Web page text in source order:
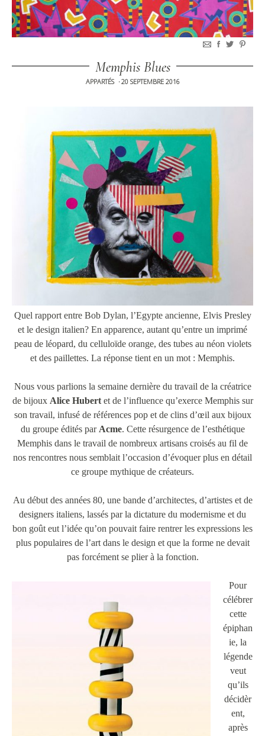
Memphis Blues
APPARTÉS •20 SEPTEMBRE 2016
Quel rapport entre Bob Dylan, l’Egypte ancienne, Elvis Presley
et le design italien? En apparence, autant qu’entre un imprimé
peau de léopard, du celluloïde orange, des tubes au néon violets
et des paillettes. La réponse tient en un mot : Memphis.
Nous vous parlions la semaine dernière du travail de la créatrice
de bijoux Alice Hubertet de l’influence qu’exerce Memphis sur
son travail, infusé de références pop et de clins d’œil aux bijoux
du groupe édités par Acme. Cette résurgence de l’esthétique
Memphis dans le travail de nombreux artisans croisés au fil de
nos rencontres nous semblait l’occasion d’évoquer plus en détail
ce groupe mythique de créateurs.
Au début des années 80, une bande d’architectes, d’artistes et de
designers italiens, lassés par la dictature du modernisme et du
bon goût eut l’idée qu’on pouvait faire rentrer les expressions les
plus populaires de l’art dans le design et que la forme ne devait
pas forcément se plier à la fonction.
Pour
célébrer
cette
épiphan
ie, la
légende
veut
qu’ils
décidèr
ent,
après